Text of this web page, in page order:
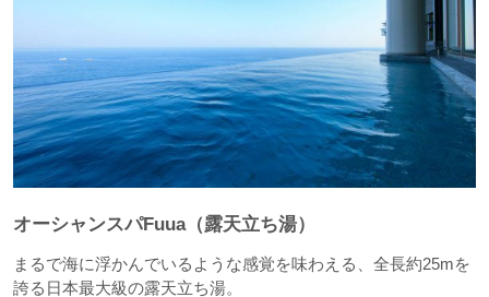
オーシャンスパFuua（露天立ち湯）
まるで海に浮かんでいるような感覚を味わえる、全長約25mを
誇る日本最大級の露天立ち湯。